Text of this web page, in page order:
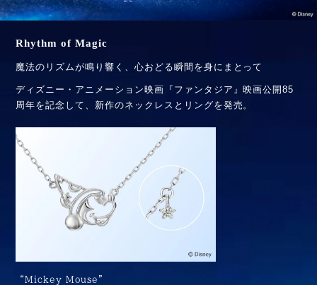
Rhythm of Magic
魔法のリズムが鳴り響く、心おどる瞬間を身にまとって
ディズニー・アニメーション映画『ファンタジア』映画公開85
周年を記念して、新作のネックレスとリングを発売。
“Mickey Mouse”